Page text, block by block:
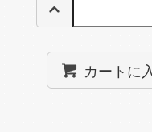
カートに